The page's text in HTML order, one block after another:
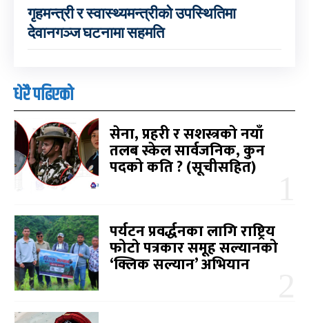
गृहमन्त्री र स्वास्थ्यमन्त्रीको उपस्थितिमा
देवानगञ्ज घटनामा सहमति
धेरै पढिएको
सेना, प्रहरी र सशस्त्रको नयाँ
तलब स्केल सार्वजनिक, कुन
पदको कति ? (सूचीसहित)
पर्यटन प्रवर्द्धनका लागि राष्ट्रिय
फोटो पत्रकार समूह सल्यानको
‘क्लिक सल्यान’ अभियान